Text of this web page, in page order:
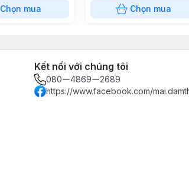
Chọn mua Chọn mua
Kết nối với chúng tôi
080ー4869ー2689
https://www.facebook.com/